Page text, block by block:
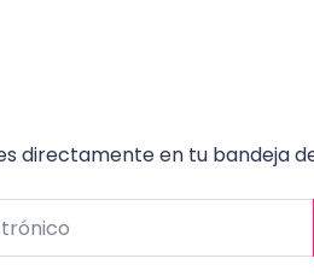
directamente en tu bandeja